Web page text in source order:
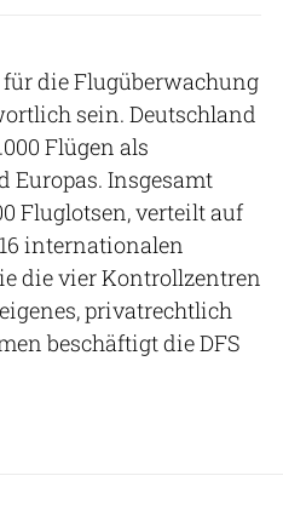
die Flugüberwachung
sein. Deutschland
Flügen als
Europas. Insgesamt
Fluglotsen, verteilt auf
internationalen
die vier Kontrollzentren
privatrechtlich
beschäftigt die DFS